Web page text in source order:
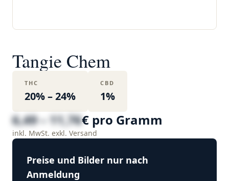
Tangie Chem
THC
20% – 24%
CBD
1%
6,49 – 11,76€ pro Gramm
inkl. MwSt. exkl. Versand
Preise und Bilder nur nach
Anmeldung